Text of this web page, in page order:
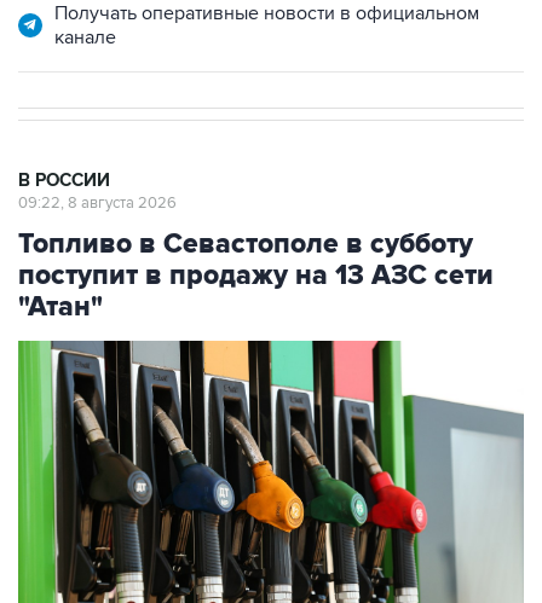
Получать оперативные новости в официальном
канале
В РОССИИ
09:22, 8 августа 2026
Топливо в Севастополе в субботу
поступит в продажу на 13 АЗС сети
"Атан"